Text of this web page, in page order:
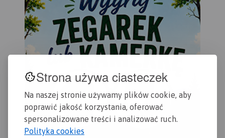
Strona używa ciasteczek
Na naszej stronie używamy plików cookie, aby
poprawić jakość korzystania, oferować
spersonalizowane treści i analizować ruch.
Polityka cookies